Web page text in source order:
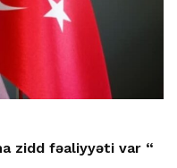
zidd fəaliyyəti var “